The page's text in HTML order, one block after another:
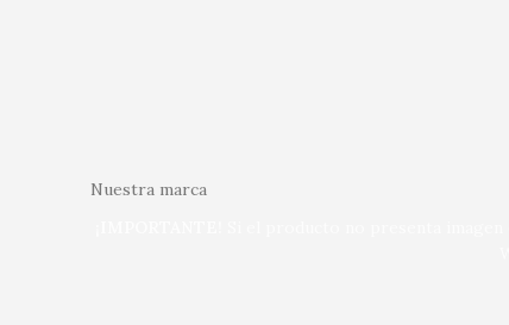
Nuestra marca